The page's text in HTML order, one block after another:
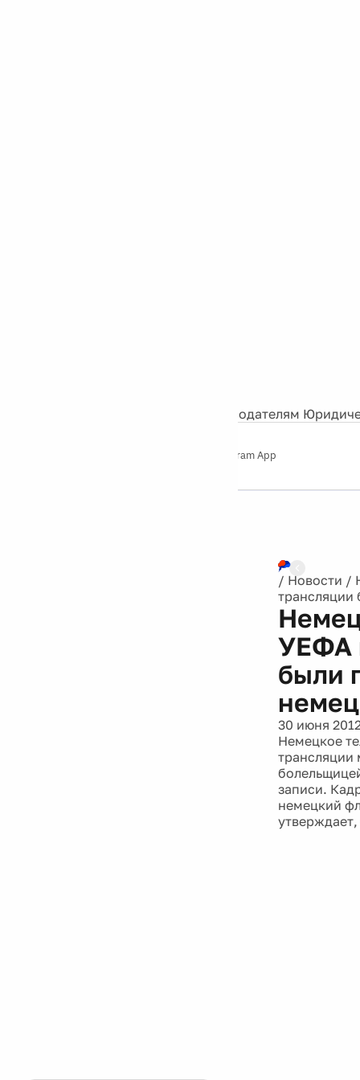
Рекламодателям
Telegram App
/ Новости /
трансляции
УЕФА
были
30 июня
Немецкое
трансляции
записи.
немецкий